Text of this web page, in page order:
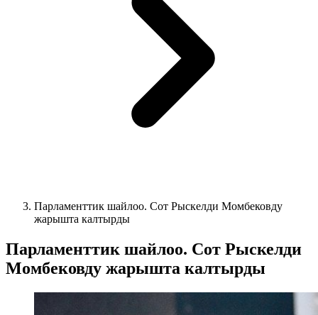
Парламенттик шайлоо. Сот Рыскелди Момбековду
жарышта калтырды
Парламенттик шайлоо. Сот Рыскелди
Момбековду жарышта калтырды